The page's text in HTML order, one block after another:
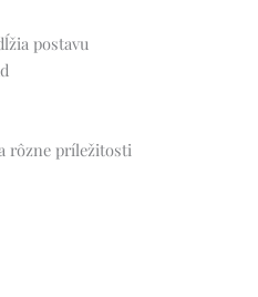
postavu
rôzne príležitosti